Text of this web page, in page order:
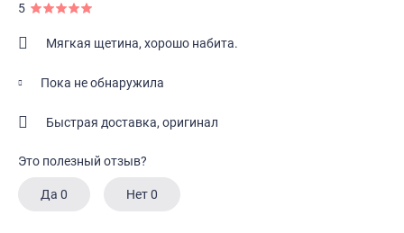
5
Мягкая щетина, хорошо набита.
Пока не обнаружила
Быстрая доставка, оригинал
Это полезный отзыв?
Да 0 Нет0